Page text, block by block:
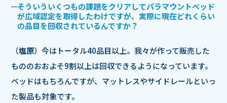
そういういくつもの課題をクリアしてパラマウントベッド
が広域認定を取得したわけですが、実際に現在どれくらい
の品目を回収されているんですか？
（塩原）今はトータル40品目以上。我々が作って販売した
もののおおよそ9割以上は回収できるようになっています。
ベッドはもちろんですが、マットレスやサイドレールといっ
た製品も対象です。